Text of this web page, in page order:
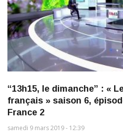
“13h15, le dimanche” : «
français » saison 6,
France 2
samedi 9 mars 2019 - 12:39